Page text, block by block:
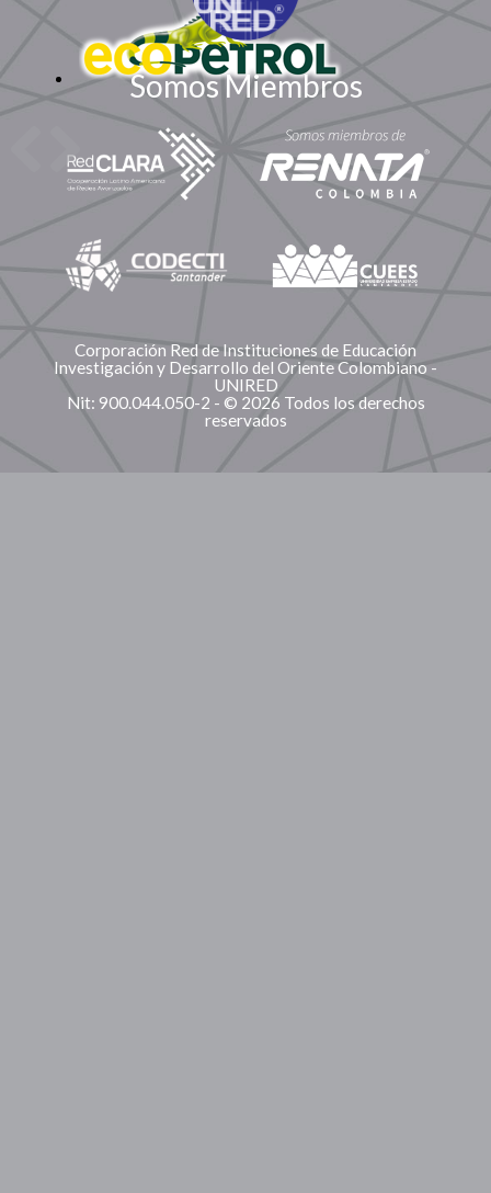
Somos Miembros
Corporación Red de Instituciones de Educación
Investigación y Desarrollo del Oriente Colombiano -
UNIRED
Nit: 900.044.050-2 - © 2026 Todos los derechos
reservados